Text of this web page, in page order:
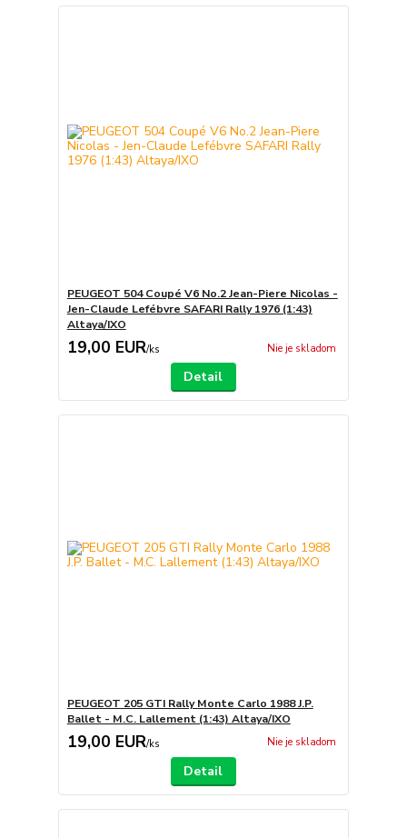
PEUGEOT 504 Coupé V6 No.2 Jean-Piere Nicolas -
Jen-Claude Lefébvre SAFARI Rally 1976 (1:43)
Altaya/IXO
19,00 EUR/ks Nie je skladom
Detail
PEUGEOT 205 GTI Rally Monte Carlo 1988 J.P.
Ballet - M.C. Lallement (1:43) Altaya/IXO
19,00 EUR/ks Nie je skladom
Detail